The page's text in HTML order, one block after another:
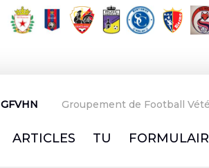
GFVHN Groupement de Football
ARTICLES TU